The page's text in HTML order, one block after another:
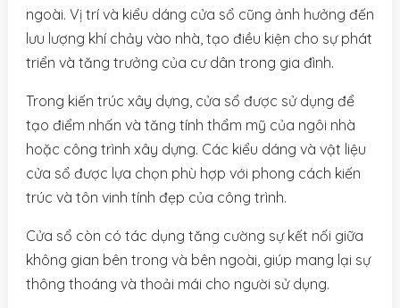
ngoài. Vị trí và kiểu dáng cửa sổ cũng ảnh hưởng đến
lưu lượng khí chảy vào nhà, tạo điều kiện cho sự phát
triển và tăng trưởng của cư dân trong gia đình.
Trong kiến trúc xây dựng, cửa sổ được sử dụng để
tạo điểm nhấn và tăng tính thẩm mỹ của ngôi nhà
hoặc công trình xây dựng. Các kiểu dáng và vật liệu
cửa sổ được lựa chọn phù hợp với phong cách kiến
trúc và tôn vinh tính đẹp của công trình.
Cửa sổ còn có tác dụng tăng cường sự kết nối giữa
không gian bên trong và bên ngoài, giúp mang lại sự
thông thoáng và thoải mái cho người sử dụng.